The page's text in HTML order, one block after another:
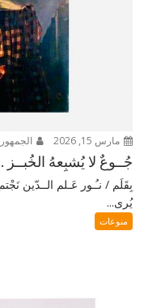
مارس 15, 2026
جُــوعٌ لا يُشبِعهُ الخُبــز
بِقَلَم / نـُـور عَـلم الــدّين
يُرى...
منوعات